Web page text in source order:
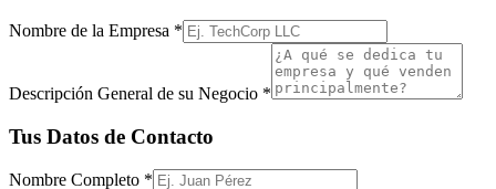
Nombre de la Empresa *
Descripción General de su Negocio *
Tus Datos de Contacto
Nombre Completo *